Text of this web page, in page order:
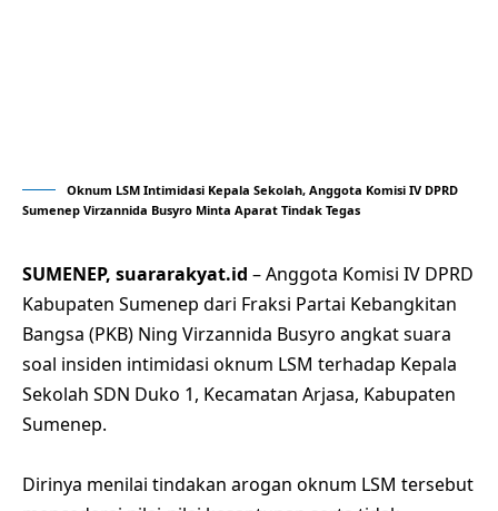
Oknum LSM Intimidasi Kepala Sekolah, Anggota Komisi IV DPRD
Sumenep Virzannida Busyro Minta Aparat Tindak Tegas
SUMENEP, suararakyat.id – Anggota Komisi IV DPRD
Kabupaten Sumenep dari Fraksi Partai Kebangkitan
Bangsa (PKB) Ning Virzannida Busyro angkat suara
soal insiden intimidasi oknum LSM terhadap Kepala
Sekolah SDN Duko 1, Kecamatan Arjasa, Kabupaten
Sumenep.
Dirinya menilai tindakan arogan oknum LSM tersebut